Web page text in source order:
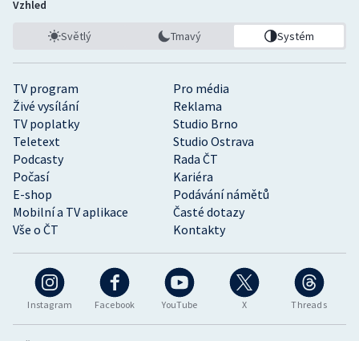
Instagram Facebook YouTube X Threads
TV program
Pro média
Živé vysílání
Reklama
TV poplatky
Studio Brno
Teletext
Studio Ostrava
Podcasty
Rada ČT
Počasí
Kariéra
E-shop
Podávání námětů
Mobilní a TV aplikace
Časté dotazy
Vše o ČT
Kontakty
Vzhled
Světlý Tmavý Systém